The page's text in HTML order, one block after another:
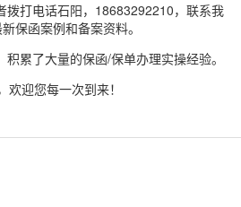
拨打电话石阳，18683292210，联系我
保函案例和备案资料。
累了大量的保函/保单办理实操经验。
欢迎您每一次到来！